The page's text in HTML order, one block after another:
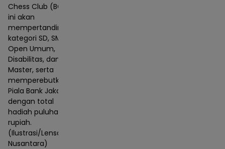
Chess Club (BCC)
ini akan
mempertandingkan
kategori SD, SMP,
Open Umum,
Disabilitas, dan
Master, serta
memperebutkan
Piala Bank Jakarta
dengan total
hadiah puluhan juta
rupiah.
(Ilustrasi/Lensa
Nusantara)